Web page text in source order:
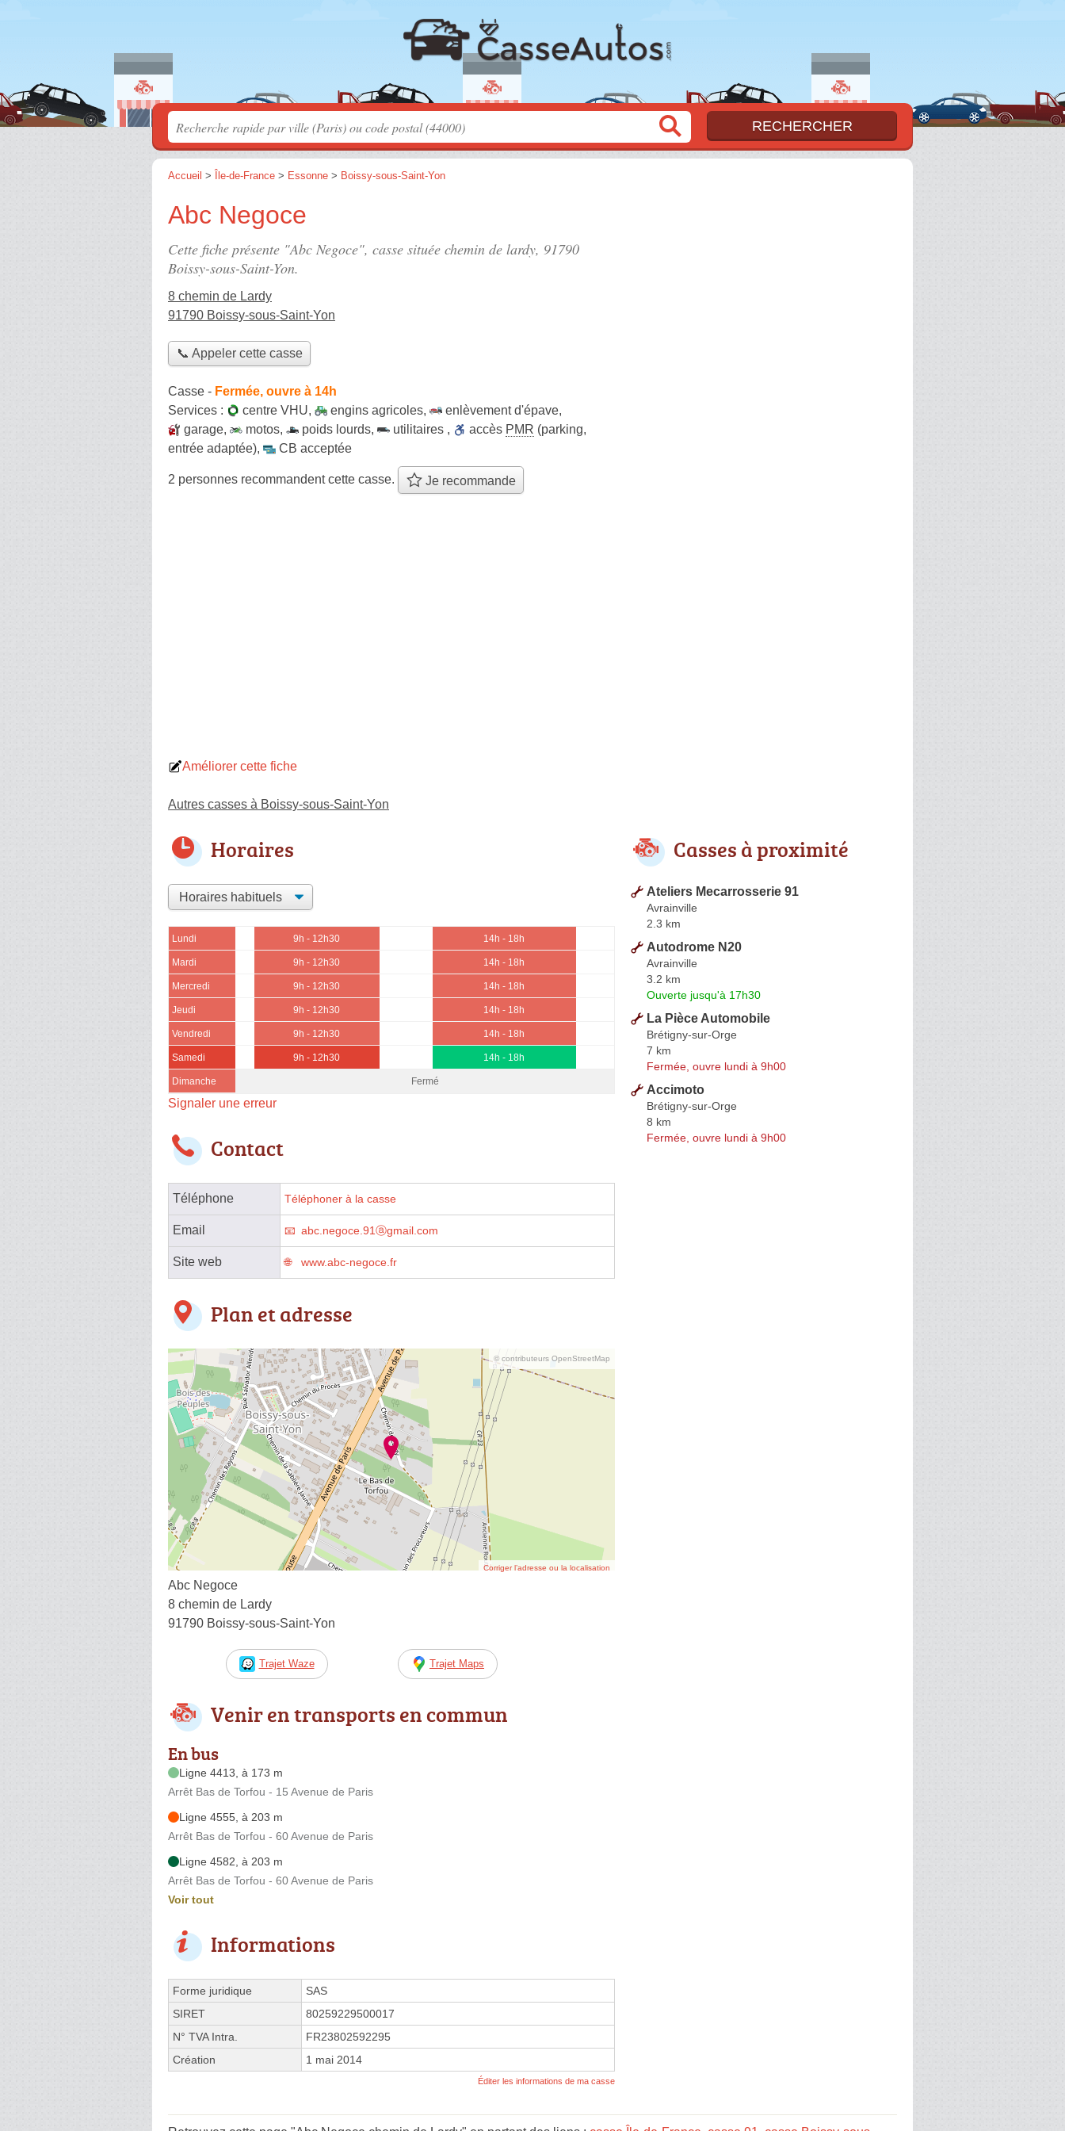
Accueil > Île-de-France > Essonne > Boissy-sous-Saint-Yon
Abc Negoce
Cette fiche présente "Abc Negoce", casse située chemin de lardy, 91790
Boissy-sous-Saint-Yon.
8 chemin de Lardy
91790 Boissy-sous-Saint-Yon
📞 Appeler cette casse
Casse - Fermée, ouvre à 14h
Services :
centre VHU, engins agricoles, enlèvement d'épave,
garage, motos, poids lourds, utilitaires , accès PMR (parking,
entrée adaptée), CB acceptée
2 personnes recommandentcette casse. Je recommande
Améliorer cette fiche
Autres casses à Boissy-sous-Saint-Yon
Horaires
Lundi 9h - 12h30 14h - 18h
Mardi 9h - 12h30 14h - 18h
Mercredi 9h - 12h30 14h - 18h
Jeudi 9h - 12h30 14h - 18h
Vendredi 9h - 12h30 14h - 18h
Samedi 9h - 12h30 14h - 18h
Dimanche Fermé
Signaler une erreur
Contact
Téléphone Téléphoner à la casse
Email abc.negoce.91ⓐgmail.com
Site web www.abc-negoce.fr
Plan et adresse
© contributeurs OpenStreetMap
Corriger l’adresse ou la localisation
Abc Negoce
8 chemin de Lardy
91790 Boissy-sous-Saint-Yon
Trajet Waze Trajet Maps
Venir en transports en commun
En bus
Ligne 4413, à 173 m
Arrêt Bas de Torfou - 15 Avenue de Paris
Ligne 4555, à 203 m
Arrêt Bas de Torfou - 60 Avenue de Paris
Ligne 4582, à 203 m
Arrêt Bas de Torfou - 60 Avenue de Paris
Voir tout
Informations
Forme juridique
SAS
SIRET
80259229500017
N° TVA Intra.
FR23802592295
Création
1 mai 2014
Éditer les informations de ma casse
Casses à proximité
Ateliers Mecarrosserie 91
Avrainville
2.3 km
Autodrome N20
Avrainville
3.2 km
Ouverte jusqu'à 17h30
La Pièce Automobile
Brétigny-sur-Orge
7 km
Fermée, ouvre lundi à 9h00
Accimoto
Brétigny-sur-Orge
8 km
Fermée, ouvre lundi à 9h00